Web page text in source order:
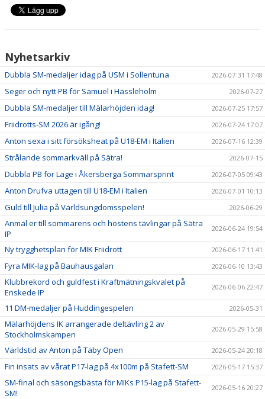
Nyhetsarkiv
Dubbla SM-medaljer idag på USM i Sollentuna 2026-07-31 17:48
Seger och nytt PB för Samuel i Hässleholm 2026-07-27
Dubbla SM-medaljer till Mälarhöjden idag! 2026-07-25 17:57
Friidrotts-SM 2026 är igång! 2026-07-24 17:07
Anton sexa i sitt försöksheat på U18-EM i Italien 2026-07-16 12:39
Strålande sommarkväll på Sätra! 2026-07-15
Dubbla PB för Lage i Åkersberga Sommarsprint 2026-07-05 09:43
Anton Drufva uttagen till U18-EM i Italien 2026-07-01 10:13
Guld till Julia på Världsungdomsspelen! 2026-06-29
Anmäl er till sommarens och höstens tävlingar på Sätra
IP
2026-06-24 19:54
Ny trygghetsplan för MIK Friidrott 2026-06-17 11:41
Fyra MIK-lag på Bauhausgalan 2026-06-10 13:43
Klubbrekord och guldfest i Kraftmätningskvalet på
Enskede IP
2026-06-06 22:47
11 DM-medaljer på Huddingespelen 2026-05-31
Mälarhöjdens IK arrangerade deltävling 2 av
Stockholmskampen
2026-05-29 15:58
Världstid av Anton på Täby Open 2026-05-24 20:18
Fin insats av vårat P17-lag på 4x100m på Stafett-SM 2026-05-17 15:37
SM-final och säsongsbästa för MIKs P15-lag på Stafett-
SM!
2026-05-16 20:27